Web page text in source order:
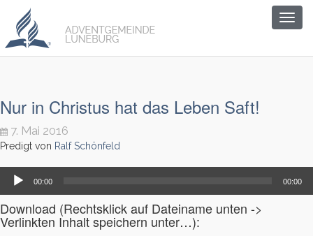
Nur in Christus hat das Leben Saft!
7. Mai 2016
Predigt von Ralf Schönfeld
Audio-
Player
00:00 00:00
Download (Rechtsklick auf Dateiname unten ->
Verlinkten Inhalt speichern unter…):